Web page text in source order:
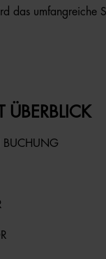
umfangreiche
ÜBERBLICK
BUCHUNG